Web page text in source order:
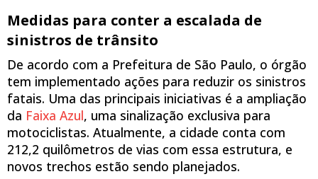
Medidas para conter a escalada de
sinistros de trânsito
De acordo com a Prefeitura de São Paulo, o órgão
tem implementado ações para reduzir os sinistros
fatais. Uma das principais iniciativas é a ampliação
da Faixa Azul, uma sinalização exclusiva para
motociclistas. Atualmente, a cidade conta com
212,2 quilômetros de vias com essa estrutura, e
novos trechos estão sendo planejados.